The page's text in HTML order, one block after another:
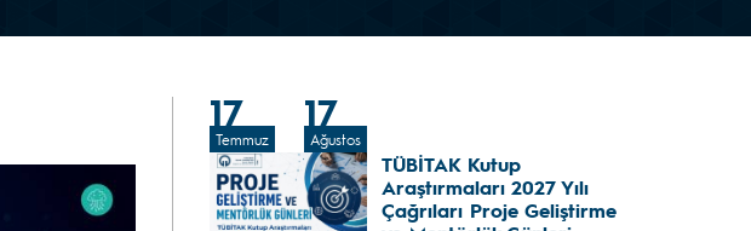
17
Temmuz
17
Ağustos
TÜBİTAK Kutup
Araştırmaları 2027 Yılı
Çağrıları Proje Geliştirme